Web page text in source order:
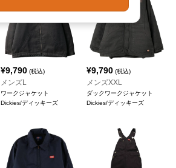
¥9,790(税込)
メンズL
ワークジャケット
Dickies/ディッキーズ
¥9,790 (税込)
メンズXXL
ダックワークジャケット
Dickies/ディッキーズ